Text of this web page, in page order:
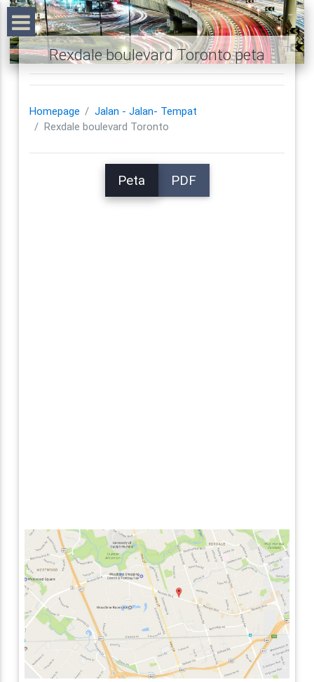
Rexdale boulevard Toronto peta
Homepage
Jalan - Jalan- Tempat
Rexdale boulevard Toronto
Peta PDF